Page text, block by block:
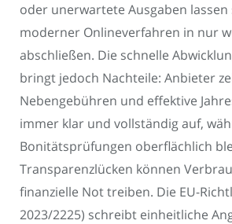
oder unerwartete Ausgaben lassen
moderner Onlineverfahren in nur
abschließen. Die schnelle
bringt jedoch Nachteile: Anbieter
Nebengebühren und effektive
immer klar und vollständig auf,
Bonitätsprüfungen oberflächlich
Transparenzlücken können
finanzielle Not treiben. Die EU-
2023/2225) schreibt einheitliche